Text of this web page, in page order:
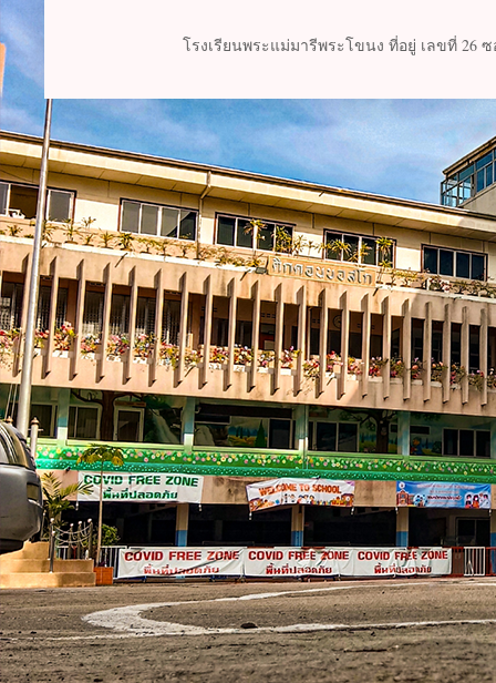
โรงเรียนพระแม่มารีพระโขนง ที่อยู่ เลขที่